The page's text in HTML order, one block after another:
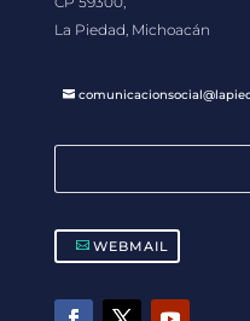
La Piedad, Michoacán
WEBMAIL